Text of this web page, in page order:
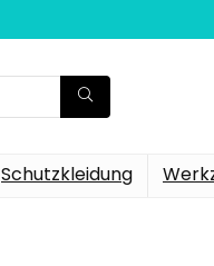
Schutzkleidung